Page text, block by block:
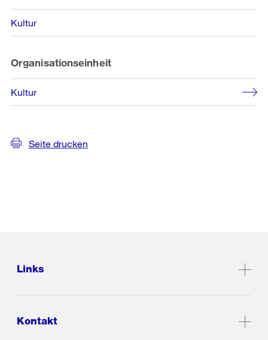
Kultur
Organisationseinheit
Kultur
Seite drucken
Links
Kontakt